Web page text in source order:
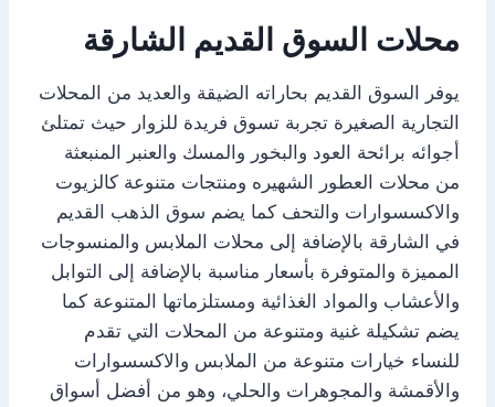
محلات السوق القديم الشارقة
يوفر السوق القديم بحاراته الضيقة والعديد من المحلات
التجارية الصغيرة تجربة تسوق فريدة للزوار حيث تمتلئ
أجوائه برائحة العود والبخور والمسك والعنبر المنبعثة
من محلات العطور الشهيره ومنتجات متنوعة كالزيوت
والاكسسوارات والتحف كما يضم سوق الذهب القديم
في الشارقة بالإضافة إلى محلات الملابس والمنسوجات
المميزة والمتوفرة بأسعار مناسبة بالإضافة إلى التوابل
والأعشاب والمواد الغذائية ومستلزماتها المتنوعة كما
يضم تشكيلة غنية ومتنوعة من المحلات التي تقدم
للنساء خيارات متنوعة من الملابس والاكسسوارات
والأقمشة والمجوهرات والحلي، وهو من أفضل أسواق